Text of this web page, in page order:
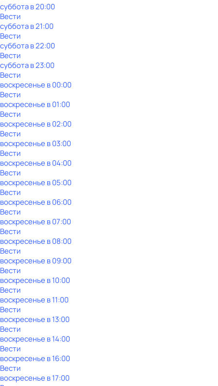
субботав20:00
Вести
субботав21:00
Вести
субботав22:00
Вести
субботав23:00
Вести
воскресенье в00:00
Вести
воскресенье в01:00
Вести
воскресенье в02:00
Вести
воскресенье в03:00
Вести
воскресенье в04:00
Вести
воскресенье в05:00
Вести
воскресенье в06:00
Вести
воскресенье в07:00
Вести
воскресенье в08:00
Вести
воскресенье в09:00
Вести
воскресенье в10:00
Вести
воскресенье в11:00
Вести
воскресенье в13:00
Вести
воскресенье в14:00
Вести
воскресенье в16:00
Вести
воскресенье в17:00